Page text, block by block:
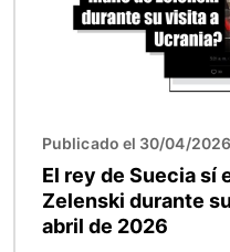
Publicado el 30/04/
El rey de Suecia sí
Zelenski durante
abril de 2026